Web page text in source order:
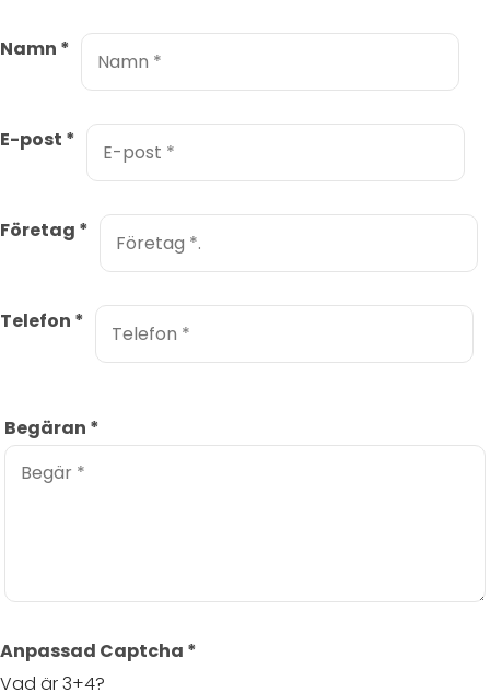
Namn *
E-post *
Företag *
Telefon *
Begäran *
Anpassad Captcha *
Vad är 3+4?